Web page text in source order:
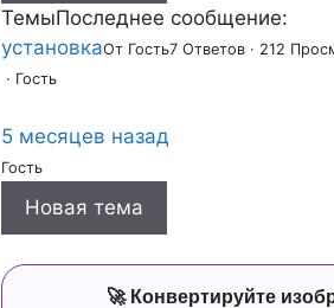
здесь:
ТемыПоследнее сообщение:
установкаОт Гость7 Ответов · 212
· Гость
5 месяцев назад
Гость
Новая тема
🚀 Конвертируйте